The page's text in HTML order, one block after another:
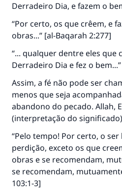
Derradeiro Dia, e fazem o
“Por certo, os que crêem, e
obras...” [al-Baqarah 2:277]
“... qualquer dentre eles que
Derradeiro Dia e fez o
Assim, a fé não pode ser
menos que seja
abandono do pecado. Allah,
(interpretação do
“Pelo tempo! Por certo, o
perdição, exceto os que
obras e se recomendam,
se recomendam,
103:1-3]
A resposta n°